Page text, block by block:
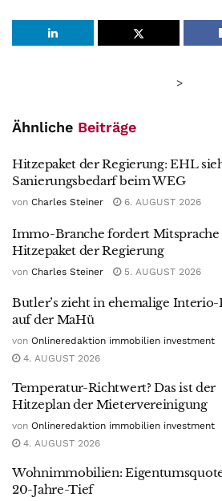
>
Ähnliche Beiträge
Hitzepaket der Regierung: EHL
Sanierungsbedarf beim WEG
von Charles Steiner 6. AUGUST 2026
Immo-Branche fordert Mitsprache
Hitzepaket der Regierung
von Charles Steiner 5. AUGUST 2026
Butler’s zieht in ehemalige Interio-
auf der MaHü
von Onlineredaktion immobilien investment
4. AUGUST 2026
Temperatur-Richtwert? Das ist der
Hitzeplan der Mietervereinigung
von Onlineredaktion immobilien investment
4. AUGUST 2026
Wohnimmobilien:
20-Jahre-Tief